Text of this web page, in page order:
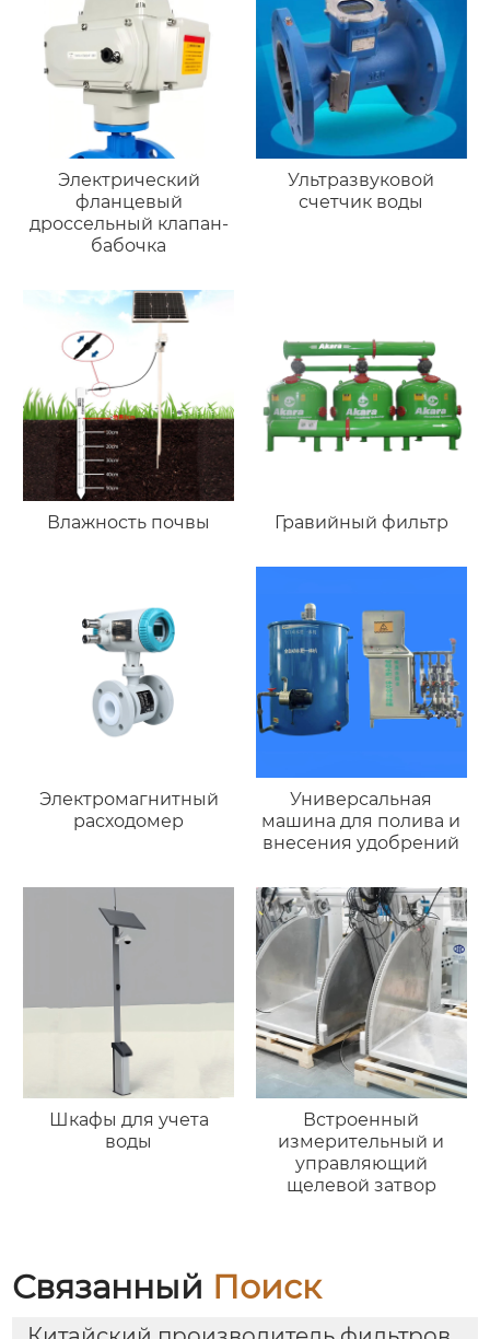
Электрический
фланцевый
дроссельный клапан-
бабочка
Ультразвуковой
счетчик воды
Влажность почвы Гравийный фильтр
Электромагнитный
расходомер
Универсальная
машина для полива и
внесения удобрений
Шкафы для учета
воды
Встроенный
измерительный и
управляющий
щелевой затвор
Связанный Поиск